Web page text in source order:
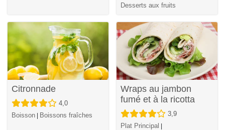
Desserts aux fruits
Citronnade
4,0
Boisson | Boissons fraîches
Wraps au jambon
fumé et à la ricotta
3,9
Plat Principal |